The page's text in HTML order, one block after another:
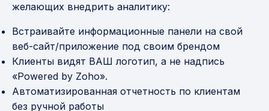
желающих внедрить аналитику:
Встраивайте информационные панели на свой
веб-сайт/приложение под своим брендом
Клиенты видят ВАШ логотип, а не надпись
«Powered by Zoho».
Автоматизированная отчетность по клиентам
без ручной работы